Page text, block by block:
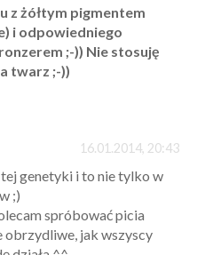
z żółtym pigmentem
i odpowiedniego
;-)) Nie stosuję
twarz ;-))
16.01.2014, 20:43
genetyki i to nie tylko w
;)
spróbować picia
obrzydliwe, jak wszyscy